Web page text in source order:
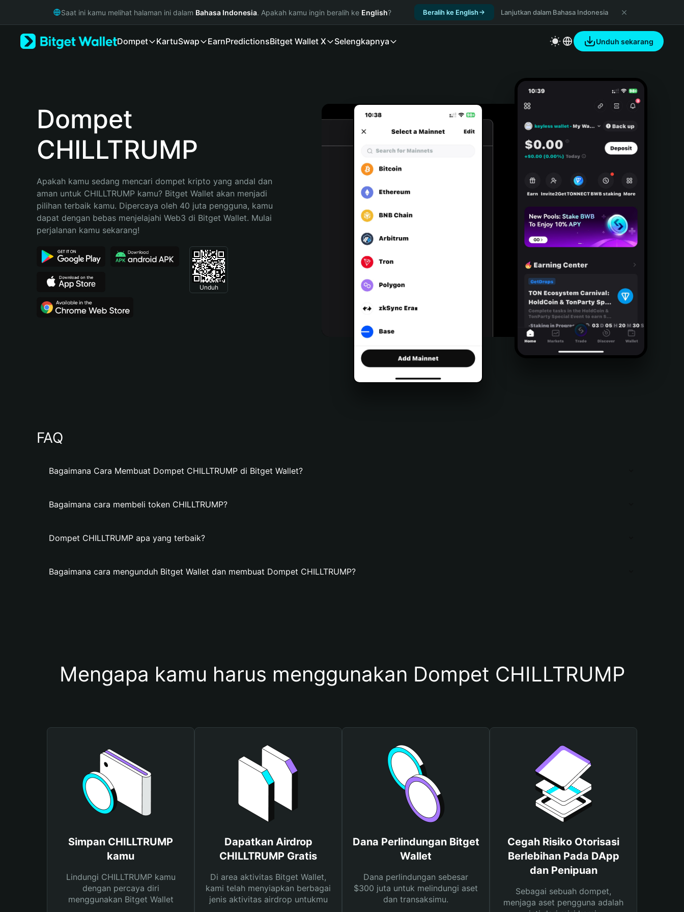
Русский
Português (Portugal)
Bahasa Indonesia
Português (Brasil)
Español (Argentina)
Saat ini kamu melihat halaman ini dalam Bahasa Indonesia. Apakah kamu ingin beralih ke English? Beralih ke English Lanjutkan dalam Bahasa Indonesia
Dompet KartuSwap EarnPredictionsBitget Wallet X Selengkapnya Unduh sekarang
Dompet
CHILLTRUMP
Apakah kamu sedang mencari dompet kripto yang andal dan
aman untuk CHILLTRUMP kamu? Bitget Wallet akan menjadi
pilihan terbaik kamu. Dipercaya oleh 40 juta pengguna, kamu
dapat dengan bebas menjelajahi Web3 di Bitget Wallet. Mulai
perjalanan kamu sekarang!
Unduh
FAQ
Bagaimana Cara Membuat Dompet CHILLTRUMP di Bitget Wallet?
Bagaimana cara membeli token CHILLTRUMP?
Dompet CHILLTRUMP apa yang terbaik?
Bagaimana cara mengunduh Bitget Wallet dan membuat Dompet CHILLTRUMP?
Mengapa kamu harus menggunakan Dompet CHILLTRUMP
Simpan CHILLTRUMP
kamu
Lindungi CHILLTRUMP kamu
dengan percaya diri
menggunakan Bitget Wallet
Dapatkan Airdrop
CHILLTRUMP Gratis
Di area aktivitas Bitget Wallet,
kami telah menyiapkan berbagai
jenis aktivitas airdrop untukmu
Dana Perlindungan Bitget
Wallet
Dana perlindungan sebesar
$300 juta untuk melindungi aset
dan transaksimu.
Cegah Risiko Otorisasi
Berlebihan Pada DApp
dan Penipuan
Sebagai sebuah dompet,
menjaga aset pengguna adalah